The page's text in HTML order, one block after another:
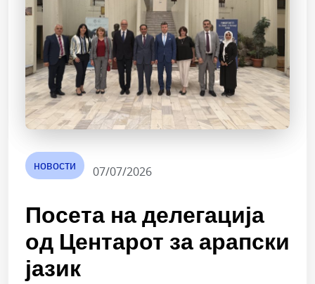
новости 07/07/2026
Посета на делегација
од Центарот за арапски
јазик